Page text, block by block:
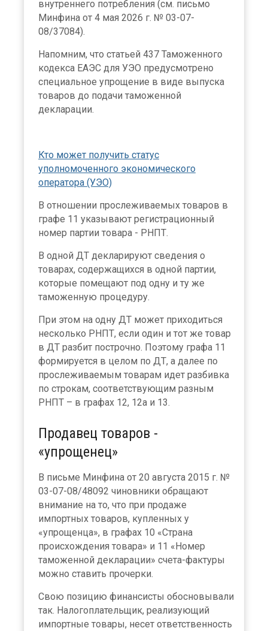
внутреннего потребления (см. письмо
Минфина от 4 мая 2026 г. № 03-07-
08/37084).
Напомним, что статьей 437 Таможенного
кодекса ЕАЭС для УЭО предусмотрено
специальное упрощение в виде выпуска
товаров до подачи таможенной
декларации.
Кто может получить статус
уполномоченного экономического
оператора (УЭО)
В отношении прослеживаемых товаров в
графе 11 указывают регистрационный
номер партии товара - РНПТ.
В одной ДТ декларируют сведения о
товарах, содержащихся в одной партии,
которые помещают под одну и ту же
таможенную процедуру.
При этом на одну ДТ может приходиться
несколько РНПТ, если один и тот же товар
в ДТ разбит построчно. Поэтому графа 11
формируется в целом по ДТ, а далее по
прослеживаемым товарам идет разбивка
по строкам, соответствующим разным
РНПТ – в графах 12, 12а и 13.
Продавец товаров -
«упрощенец»
В письме Минфина от 20 августа 2015 г. №
03-07-08/48092 чиновники обращают
внимание на то, что при продаже
импортных товаров, купленных у
«упрощенца», в графах 10 «Страна
происхождения товара» и 11 «Номер
таможенной декларации» счета-фактуры
можно ставить прочерки.
Свою позицию финансисты обосновывали
так. Налогоплательщик, реализующий
импортные товары, несет ответственность